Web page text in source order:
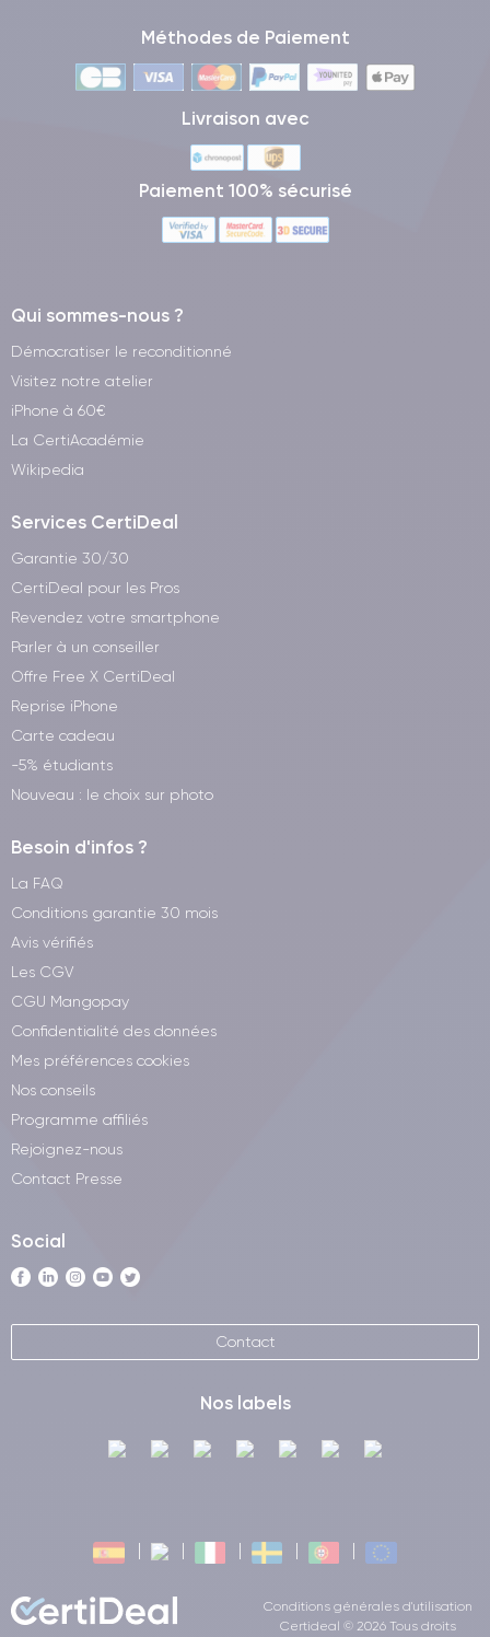
Méthodes de Paiement
Livraison avec
Paiement 100% sécurisé
Qui sommes-nous ?
Démocratiser le reconditionné
Visitez notre atelier
iPhone à 60€
La CertiAcadémie
Wikipedia
Services CertiDeal
Garantie 30/30
CertiDeal pour les Pros
Revendez votre smartphone
Parler à un conseiller
Offre Free X CertiDeal
Reprise iPhone
Carte cadeau
-5% étudiants
Nouveau : le choix sur photo
Besoin d'infos ?
La FAQ
Conditions garantie 30 mois
Avis vérifiés
Les CGV
CGU Mangopay
Confidentialité des données
Mes préférences cookies
Nos conseils
Programme affiliés
Rejoignez-nous
Contact Presse
Social
Contact
Nos labels
Conditions générales d'utilisation
Certideal © 2026 Tous droits